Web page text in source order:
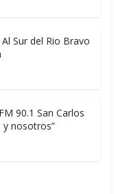
Sur del Rio Bravo
90.1 San Carlos
y nosotros”